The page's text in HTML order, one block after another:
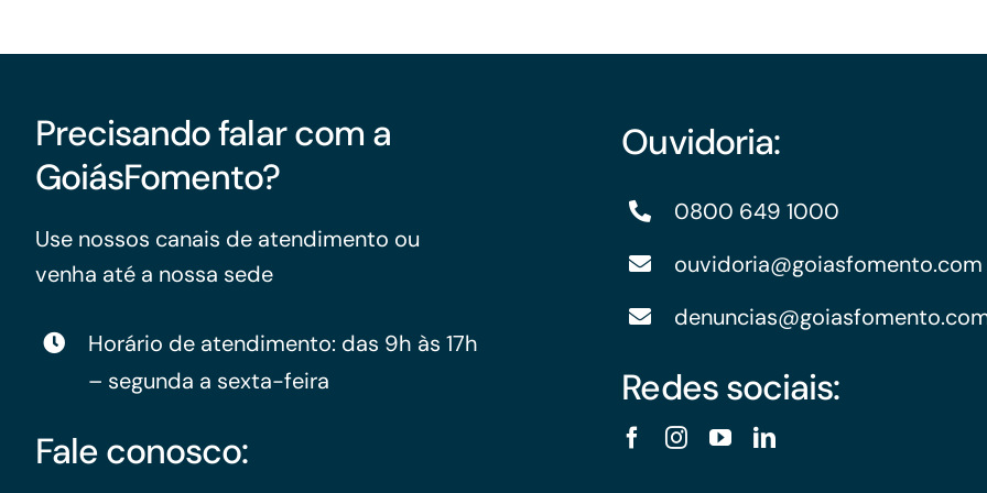
Precisando falar com a
GoiásFomento?
Use nossos canais de atendimento ou
venha até a nossa sede
Horário de atendimento: das 9h às 17h
– segunda a sexta-feira
Fale conosco:
Ouvidoria:
0800 649 1000
ouvidoria@goiasfomento.com
Redes sociais: